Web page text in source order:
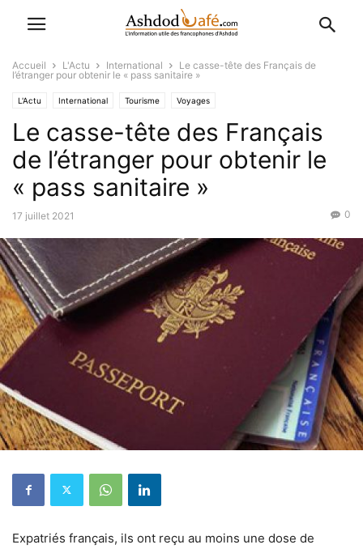
Accueil L'Actu International
Le casse-tête des Français de
l’étranger pour obtenir le « pass sanitaire »
L'Actu International Tourisme Voyages
Le casse-tête des Français
de l’étranger pour obtenir le
« pass sanitaire »
17 juillet 2021 0
Expatriés français, ils ont reçu au moins une dose de